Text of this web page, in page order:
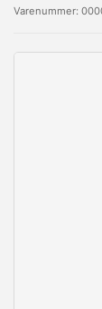
Varenummer: